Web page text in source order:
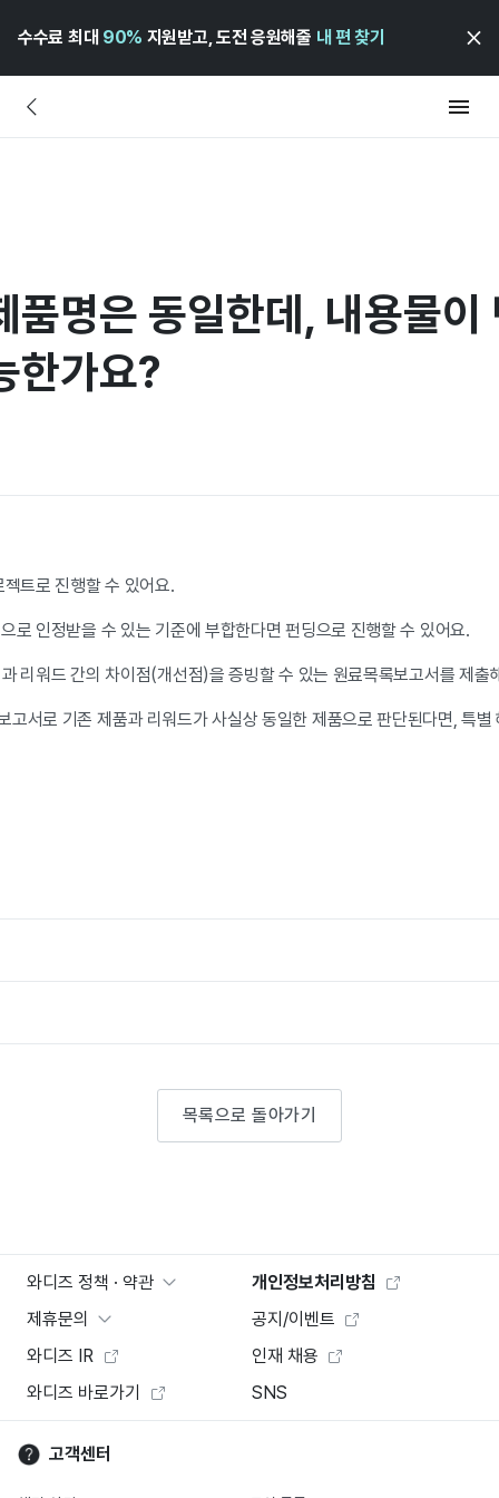
수수료 최대 90% 지원받고, 도전 응원해줄 내 편 찾기
품명은 동일한데, 내용물이
한가요?
트로 진행할 수 있어요.
로 인정받을 수 있는 기준에 부합한다면 펀딩으로 진행할 수 있어요.
리워드 간의 차이점(개선점)을 증빙할 수 있는 원료목록보고서를 제출
고서로 기존 제품과 리워드가 사실상 동일한 제품으로 판단된다면, 특
목록으로 돌아가기
와디즈 정책 · 약관
개인정보처리방침
제휴문의
공지/이벤트
와디즈 IR
인재 채용
와디즈 바로가기
SNS
고객센터